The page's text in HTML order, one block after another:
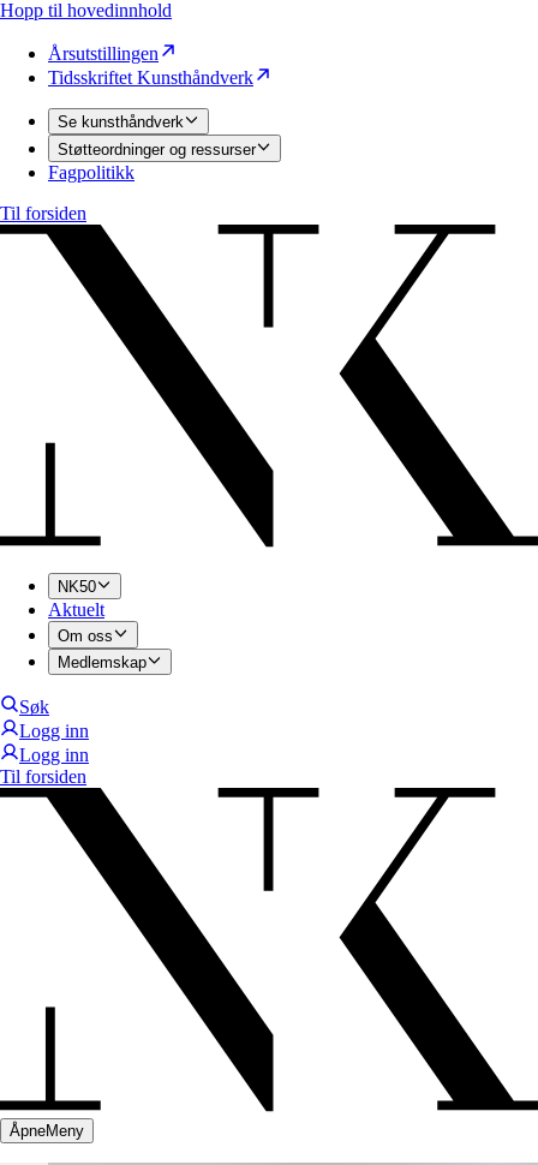
Hopp til hovedinnhold
Årsutstillingen
Tidsskriftet Kunsthåndverk
Se kunsthåndverk
Støtteordninger og ressurser
Fagpolitikk
Til forsiden
NK50
Aktuelt
Om oss
Medlemskap
Søk
Logg inn
Logg inn
Til forsiden
ÅpneMeny